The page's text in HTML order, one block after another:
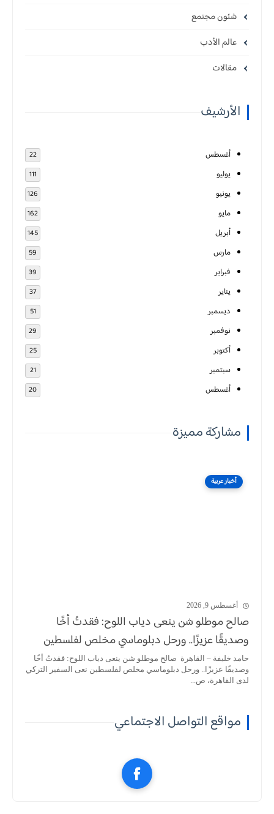
شئون مجتمع
عالم الأدب
مقالات
الأرشيف
أغسطس 22
يوليو 111
يونيو 126
مايو 162
أبريل 145
مارس 59
فبراير 39
يناير 37
ديسمبر 51
نوفمبر 29
أكتوبر 25
سبتمبر 21
أغسطس 20
مشاركة مميزة
أخبار عربية
أغسطس 9, 2026
صالح موطلو شن ينعى دياب اللوح: فقدتُ أخًا
وصديقًا عزيزًا.. ورحل دبلوماسي مخلص لفلسطين
حامد خليفة – القاهرة صالح موطلو شن ينعى دياب اللوح: فقدتُ أخًا
وصديقًا عزيزًا.. ورحل دبلوماسي مخلص لفلسطين نعى السفير التركي
لدى القاهرة، ص...
مواقع التواصل الاجتماعي